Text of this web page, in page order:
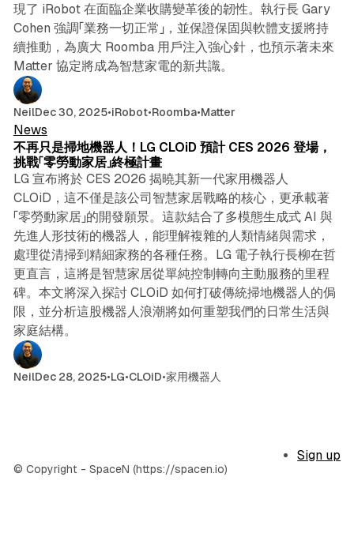
現了 iRobot 在面臨企業收購變革後的韌性。執行長 Gary
Cohen 強調「業務一切正常」，並保證保固與軟體支援將持
續推動，為廣大 Roomba 用戶注入強心針，也預示著未來
Matter 協定將成為智慧家電的新共識。
NeilDec 30, 2025•iRobot•Roomba•Matter
News
不再只是掃地機器人！LG CLOiD 預計 CES 2026 登場，
挑戰「零勞動家居」終極計畫
LG 宣布將於 CES 2026 揭曉其新一代家用機器人
CLOiD，這不僅是該公司智慧家居戰略的核心，更承載著
「零勞動家居」的開發願景。這款結合了多模態生成式 AI 與
先進人形技術的機器人，能理解複雜的人類情緒與需求，
處理從清掃到精細家務的各種任務。LG 電子執行長柳在哲
更直言，這將是智慧家居從單純控制轉向主動服務的里程
碑。本文將深入探討 CLOiD 如何打破傳統掃地機器人的侷
限，並分析這股機器人浪潮將如何重塑我們的日常生活與
家庭結構。
NeilDec 28, 2025•LG•CLOiD•家用機器人
© Copyright - SpaceN (https://spacen.io)
Sign up